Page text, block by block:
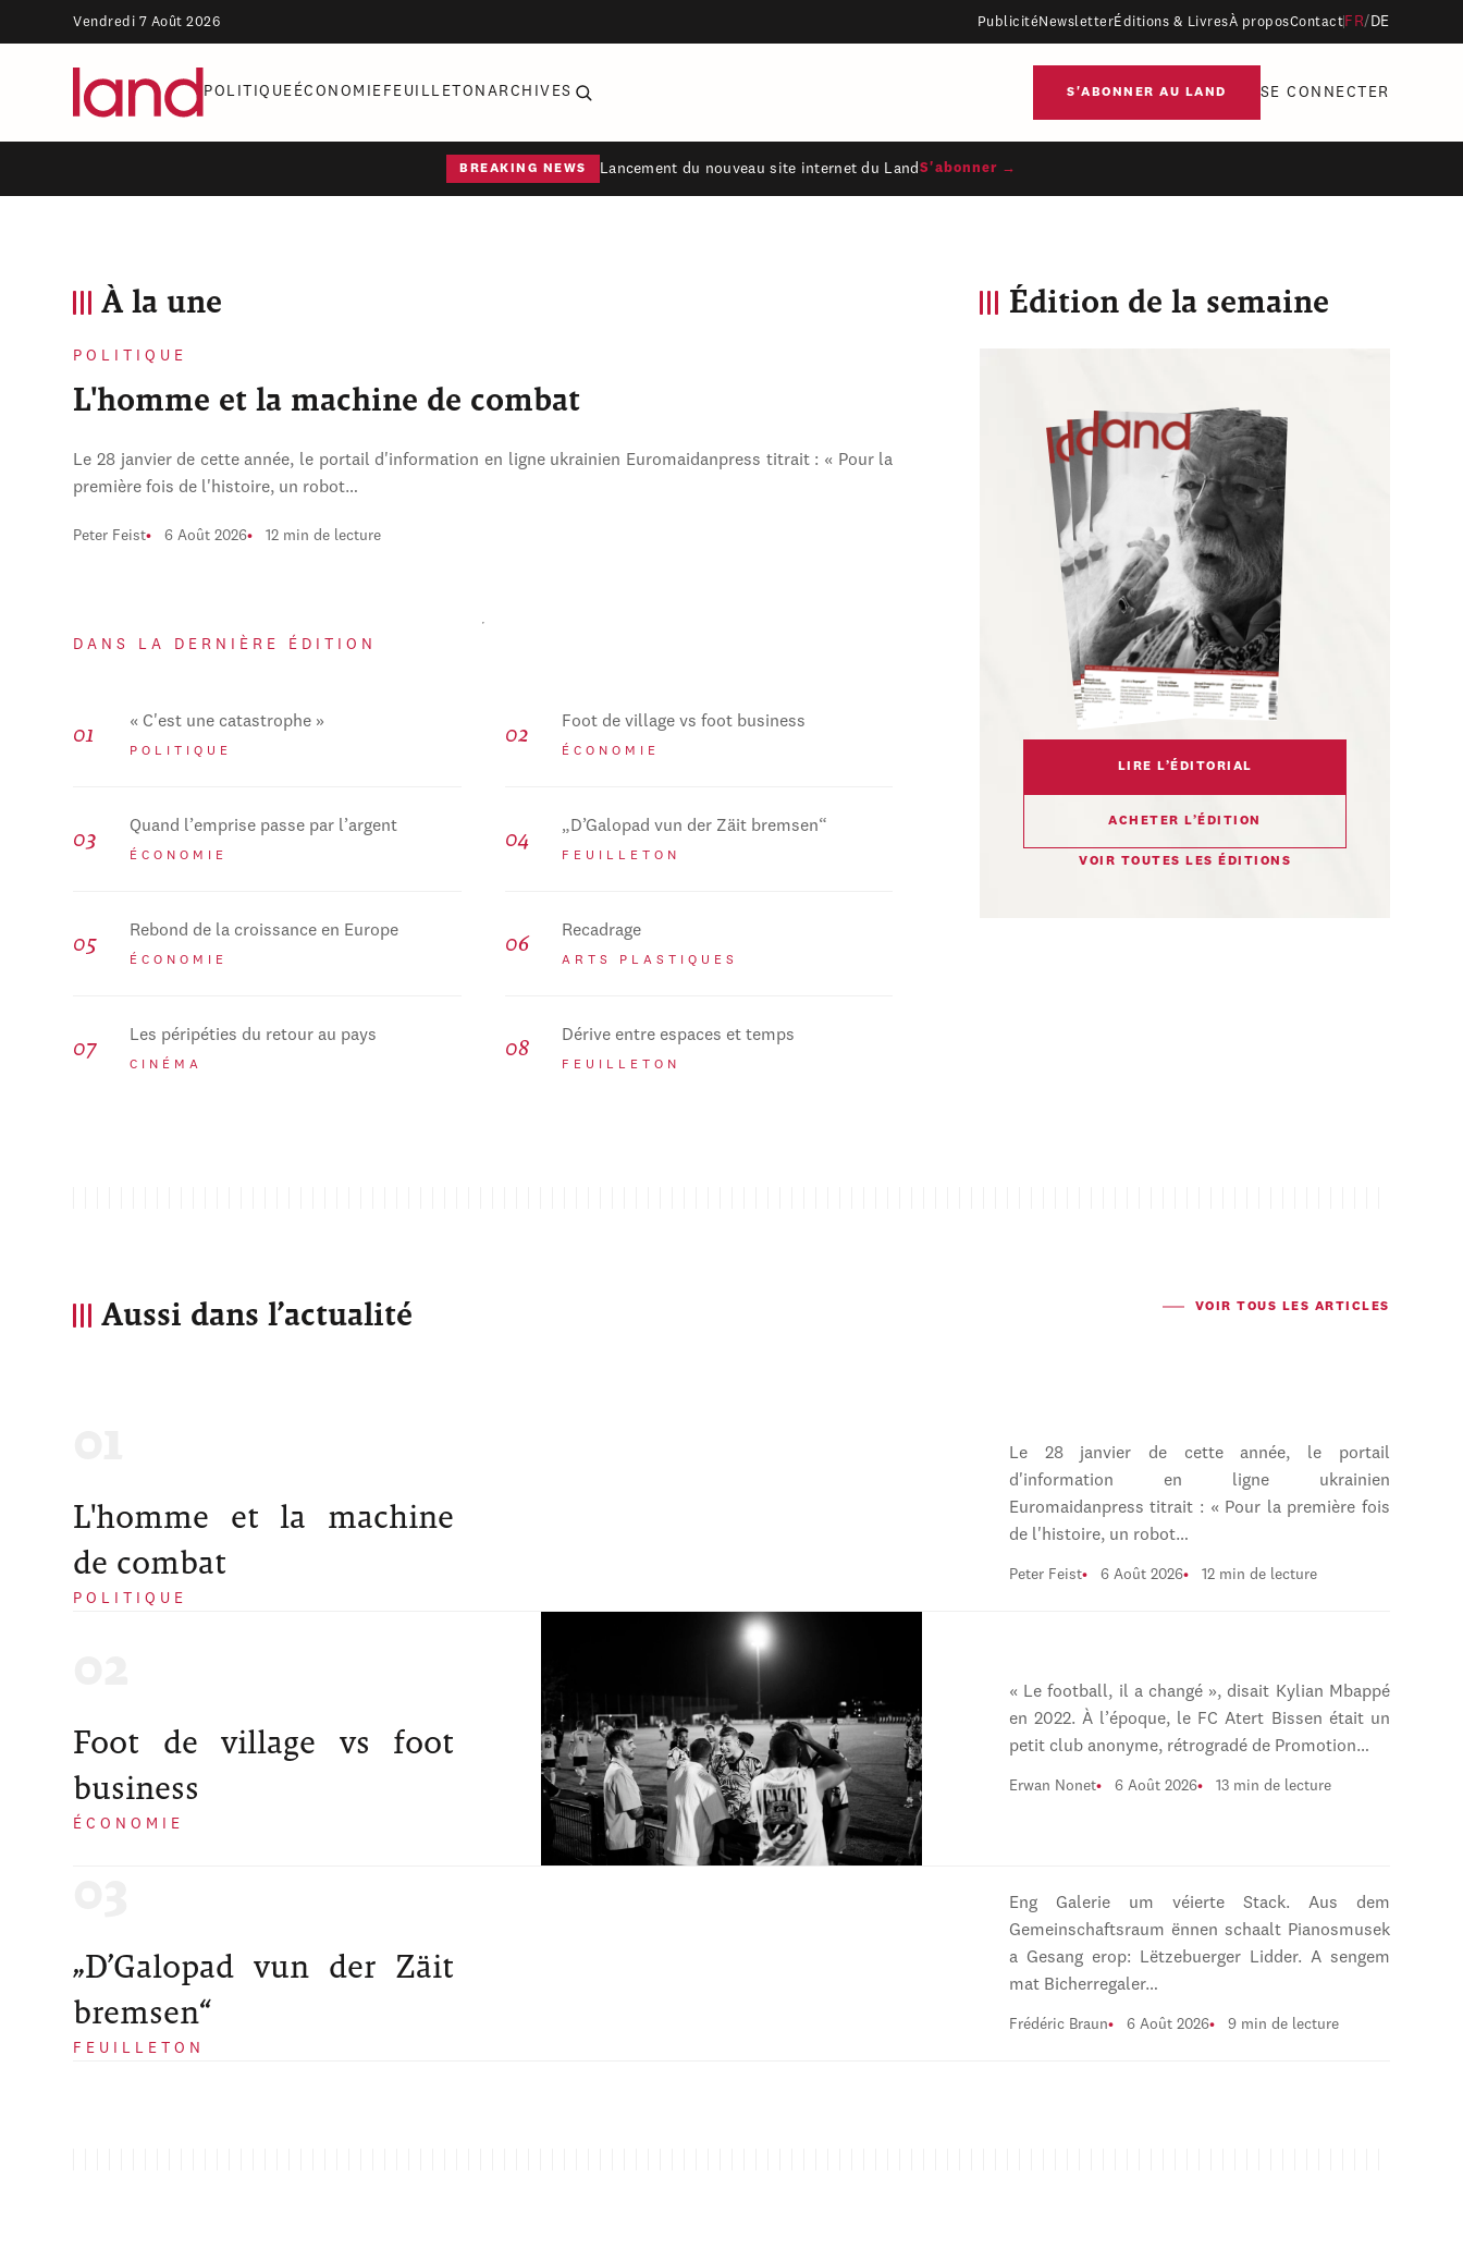
Vendredi 7 Août 2026 Publicité NewsletterÉditions & LivresÀ proposContact FR/ DE
POLITIQUE ÉCONOMIE FEUILLETON ARCHIVES S'ABONNER AU LAND SE CONNECTER
BREAKING NEWS Lancement du nouveau site internet du Land S'abonner →
À la une
POLITIQUE
L'homme et la machine de combat
Le 28 janvier de cette année, le portail d'information en ligne ukrainien Euromaidanpress titrait : « Pour la
première fois de l'histoire, un robot…
Peter Feist 6 Août 2026 12 min de lecture
DANS LA DERNIÈRE ÉDITION
« C'est une catastrophe »
POLITIQUE
Foot de village vs foot business
ÉCONOMIE
Quand l’emprise passe par l’argent
ÉCONOMIE
„D’Galopad vun der Zäit bremsen“
FEUILLETON
Rebond de la croissance en Europe
ÉCONOMIE
Recadrage
ARTS PLASTIQUES
Les péripéties du retour au pays
CINÉMA
Dérive entre espaces et temps
FEUILLETON
Édition de la semaine
LIRE L’ÉDITORIAL
ACHETER L’ÉDITION
VOIR TOUTES LES ÉDITIONS
Aussi dans l’actualité VOIR TOUS LES ARTICLES
L'homme et la machine
de combat
POLITIQUE
Le 28 janvier de cette année, le portail
d'information en ligne ukrainien
Euromaidanpress titrait : « Pour la première fois
de l'histoire, un robot…
Peter Feist 6 Août 2026 12 min de lecture
Foot de village vs foot
business
ÉCONOMIE
« Le football, il a changé », disait Kylian Mbappé
en 2022. À l’époque, le FC Atert Bissen était un
petit club anonyme, rétrogradé de Promotion…
Erwan Nonet 6 Août 2026 13 min de lecture
„D’Galopad vun der Zäit
bremsen“
FEUILLETON
Eng Galerie um véierte Stack. Aus dem
Gemeinschaftsraum ënnen schaalt Pianosmusek
a Gesang erop: Lëtzebuerger Lidder. A sengem
mat Bicherregaler…
Frédéric Braun 6 Août 2026 9 min de lecture